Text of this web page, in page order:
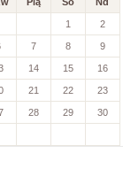
1 2
7 8 9
14 15 16
21 22 23
28 29 30